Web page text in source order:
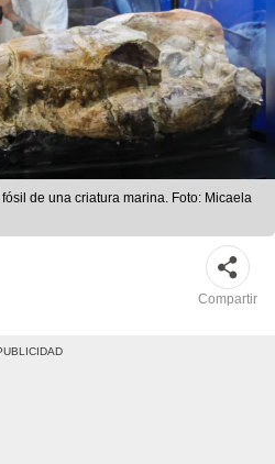
de una criatura marina. Foto: Micaela
Compartir